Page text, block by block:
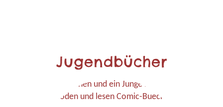
Jugendbücher